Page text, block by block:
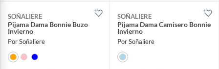
SOÑALIERE
Pijama Dama Bonnie Buzo
Invierno
Por Soñaliere
SOÑALIERE
Pijama Dama Camisero Bonnie
Invierno
Por Soñaliere